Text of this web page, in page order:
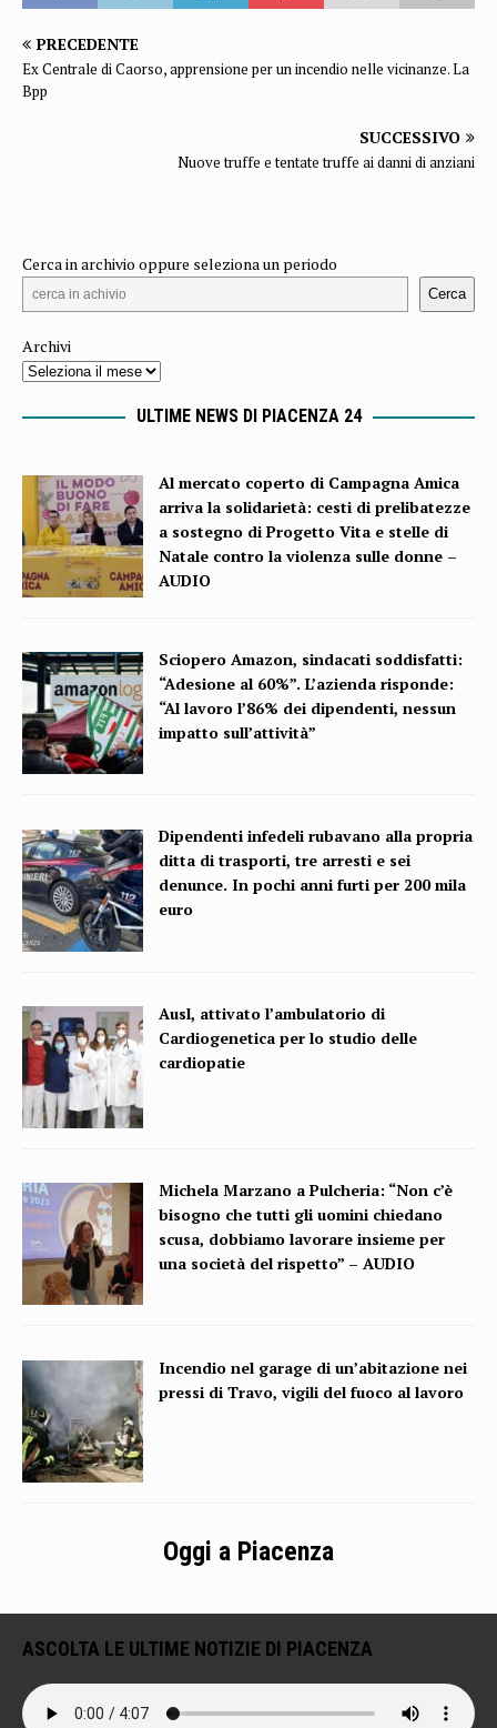
PRECEDENTE
Ex Centrale di Caorso, apprensione per un incendio nelle vicinanze. La
Bpp
SUCCESSIVO
Nuove truffe e tentate truffe ai danni di anziani
Cerca in archivio oppure seleziona un periodo
Cerca
Archivi
ULTIME NEWS DI PIACENZA 24
Al mercato coperto di Campagna Amica
arriva la solidarietà: cesti di prelibatezze
a sostegno di Progetto Vita e stelle di
Natale contro la violenza sulle donne –
AUDIO
Sciopero Amazon, sindacati soddisfatti:
“Adesione al 60%”. L’azienda risponde:
“Al lavoro l’86% dei dipendenti, nessun
impatto sull’attività”
Dipendenti infedeli rubavano alla propria
ditta di trasporti, tre arresti e sei
denunce. In pochi anni furti per 200 mila
euro
Ausl, attivato l’ambulatorio di
Cardiogenetica per lo studio delle
cardiopatie
Michela Marzano a Pulcheria: “Non c’è
bisogno che tutti gli uomini chiedano
scusa, dobbiamo lavorare insieme per
una società del rispetto” – AUDIO
Incendio nel garage di un’abitazione nei
pressi di Travo, vigili del fuoco al lavoro
Oggi a Piacenza
ASCOLTA LE ULTIME NOTIZIE DI PIACENZA